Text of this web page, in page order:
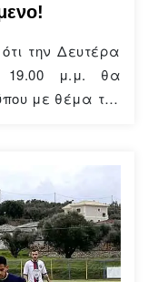
την Δευτέρα
19.00 μ.μ. θα
με θέμα τον
θα είναι οι
ομάδες που
τους
Reading